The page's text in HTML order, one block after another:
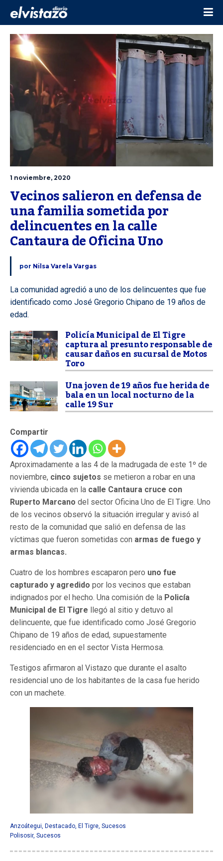
1 noviembre, 2020
Vecinos salieron en defensa de
una familia sometida por
delincuentes en la calle
Cantaura de Oficina Uno
por Nilsa Varela Vargas
La comunidad agredió a uno de los delincuentes que fue
identificado como José Gregorio Chipano de 19 años de
edad.
Policía Municipal de El Tigre
captura al presunto responsable de
causar daños en sucursal de Motos
Toro
Una joven de 19 años fue herida de
bala en un local nocturno de la
calle 19 Sur
Compartir
Aproximadamente a las 4 de la madrugada de este 1º de
noviembre, cinco sujetos se metieron a robar en una
vivienda ubicada en la calle Cantaura cruce con
Ruperto Marcano del sector Oficina Uno de El Tigre. Uno
de los vecinos observó la situación irregular y avisó al
resto de la comunidad que salió en defensa de las
víctimas que fueron sometidas con armas de fuego y
armas blancas.
Cuatro de los hombres escaparon pero uno fue
capturado y agredido por los vecinos que estaban
indignados por el hecho. Una comisión de la Policía
Municipal de El Tigre llegó al sitio y detuvo al
delincuente, que fue identificado como José Gregorio
Chipano de 19 años de edad, supuestamente
residenciado en en el sector Vista Hermosa.
Testigos afirmaron al Vistazo que durante el asalto
residencial uno de los habitantes de la casa fue herido
con un machete.
Anzoátegui, Destacado, El Tigre, Sucesos
Polisosir, Sucesos